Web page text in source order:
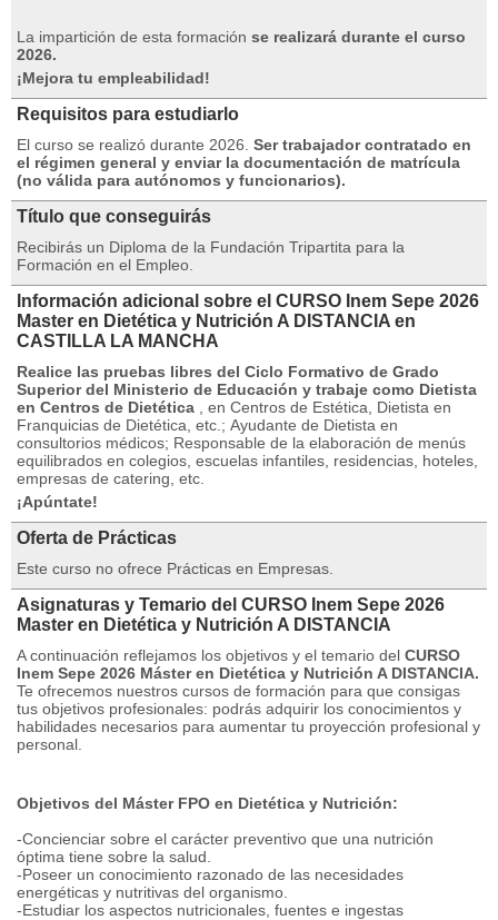
La impartición de esta formación se realizará durante el curso
2026.
¡Mejora tu empleabilidad!
Requisitos para estudiarlo
El curso se realizó durante 2026. Ser trabajador contratado en
el régimen general y enviar la documentación de matrícula
(no válida para autónomos y funcionarios).
Título que conseguirás
Recibirás un Diploma de la Fundación Tripartita para la
Formación en el Empleo.
Información adicional sobre el CURSO Inem Sepe 2026
Master en Dietética y Nutrición A DISTANCIA en
CASTILLA LA MANCHA
Realice las pruebas libres del Ciclo Formativo de Grado
Superior del Ministerio de Educación y trabaje como Dietista
en Centros de Dietética , en Centros de Estética, Dietista en
Franquicias de Dietética, etc.; Ayudante de Dietista en
consultorios médicos; Responsable de la elaboración de menús
equilibrados en colegios, escuelas infantiles, residencias, hoteles,
empresas de catering, etc.
¡Apúntate!
Oferta de Prácticas
Este curso no ofrece Prácticas en Empresas.
Asignaturas y Temario del CURSO Inem Sepe 2026
Master en Dietética y Nutrición A DISTANCIA
A continuación reflejamos los objetivos y el temario del CURSO
Inem Sepe 2026 Máster en Dietética y Nutrición A DISTANCIA.
Te ofrecemos nuestros cursos de formación para que consigas
tus objetivos profesionales: podrás adquirir los conocimientos y
habilidades necesarios para aumentar tu proyección profesional y
personal.
Objetivos del Máster FPO en Dietética y Nutrición:
-Concienciar sobre el carácter preventivo que una nutrición
óptima tiene sobre la salud.
-Poseer un conocimiento razonado de las necesidades
energéticas y nutritivas del organismo.
-Estudiar los aspectos nutricionales, fuentes e ingestas